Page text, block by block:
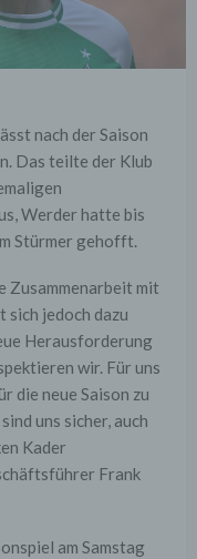
nach der Saison
Das teilte der Klub
Werder hatte bis
Stürmer gehofft.
Zusammenarbeit mit
jedoch dazu
Herausforderung
wir. Für uns
die neue Saison zu
uns sicher, auch
Kader
Frank
am Samstag